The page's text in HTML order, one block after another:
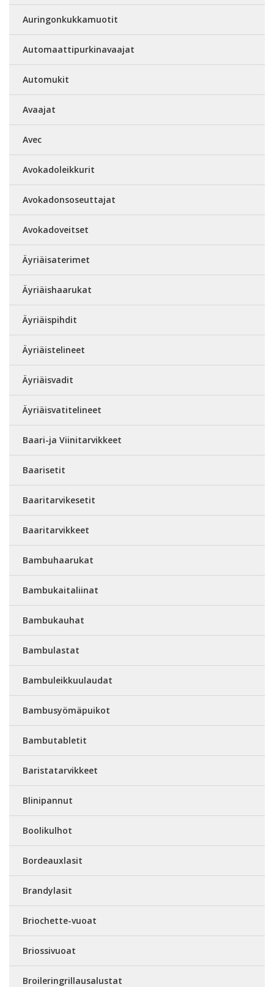
Auringonkukkamuotit
Automaattipurkinavaajat
Automukit
Avaajat
Avec
Avokadoleikkurit
Avokadonsoseuttajat
Avokadoveitset
Äyriäisaterimet
Äyriäishaarukat
Äyriäispihdit
Äyriäistelineet
Äyriäisvadit
Äyriäisvatitelineet
Baari-ja Viinitarvikkeet
Baarisetit
Baaritarvikesetit
Baaritarvikkeet
Bambuhaarukat
Bambukaitaliinat
Bambukauhat
Bambulastat
Bambuleikkuulaudat
Bambusyömäpuikot
Bambutabletit
Baristatarvikkeet
Blinipannut
Boolikulhot
Bordeauxlasit
Brandylasit
Briochette-vuoat
Briossivuoat
Broileringrillausalustat